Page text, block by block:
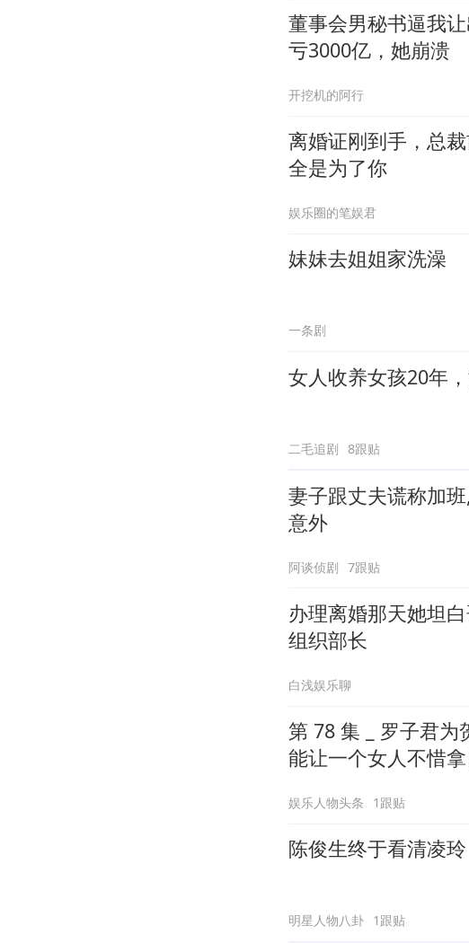
董事会男秘书逼我
亏3000亿，她崩溃
开挖机的阿行
离婚证刚到手，总
全是为了你
娱乐圈的笔娱君
妹妹去姐姐家洗澡
一条剧
女人收养女孩20年
二毛追剧 8跟贴
妻子跟丈夫谎称加
意外
阿谈侦剧 7跟贴
办理离婚那天她坦
组织部长
白浅娱乐聊
第 78 集 _ 罗子君为
能让一个女人不惜
娱乐人物头条 1跟贴
陈俊生终于看清凌
明星人物八卦 1跟贴